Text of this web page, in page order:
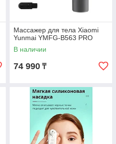
Массажер для тела Xiaomi
Yunmai YMFG-B563 PRO
В наличии
74 990 ₸